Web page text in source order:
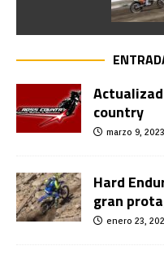
country
marzo 9, 2023
Hard
gran
enero 23,